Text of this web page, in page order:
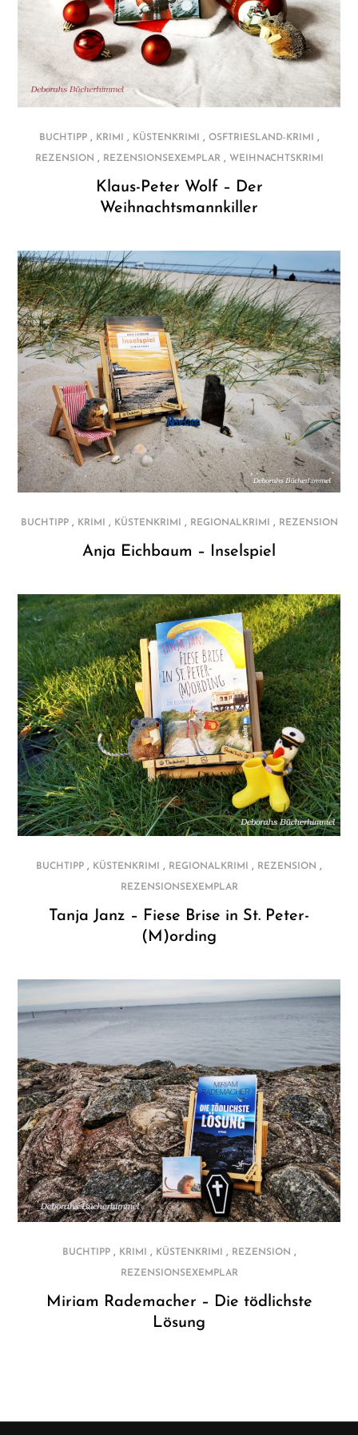
BUCHTIPP, KRIMI , KÜSTENKRIMI , OSFTRIESLAND-KRIMI ,
REZENSION , REZENSIONSEXEMPLAR, WEIHNACHTSKRIMI
Klaus-Peter Wolf – Der
Weihnachtsmannkiller
BUCHTIPP, KRIMI , KÜSTENKRIMI , REGIONALKRIMI , REZENSION
Anja Eichbaum – Inselspiel
BUCHTIPP , KÜSTENKRIMI , REGIONALKRIMI , REZENSION ,
REZENSIONSEXEMPLAR
Tanja Janz – Fiese Brise in St. Peter-
(M)ording
BUCHTIPP, KRIMI , KÜSTENKRIMI , REZENSION ,
REZENSIONSEXEMPLAR
Miriam Rademacher – Die tödlichste
Lösung